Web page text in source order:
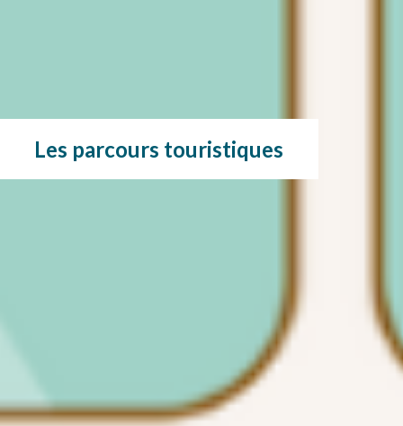
Les parcours touristiques